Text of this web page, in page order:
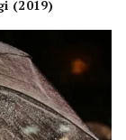
(2019)